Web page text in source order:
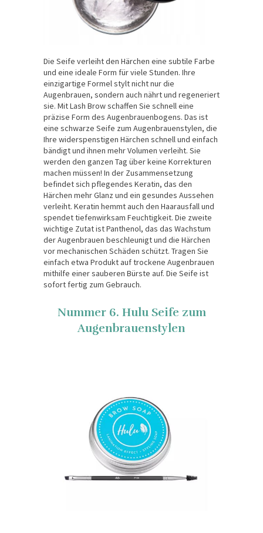
Die Seife verleiht den Härchen eine subtile Farbe
und eine ideale Form für viele Stunden. Ihre
einzigartige Formel stylt nicht nur die
Augenbrauen, sondern auch nährt und regeneriert
sie. Mit Lash Brow schaffen Sie schnell eine
präzise Form des Augenbrauenbogens. Das ist
eine schwarze Seife zum Augenbrauenstylen, die
Ihre widerspenstigen Härchen schnell und einfach
bändigt und ihnen mehr Volumen verleiht. Sie
werden den ganzen Tag über keine Korrekturen
machen müssen! In der Zusammensetzung
befindet sich pflegendes Keratin, das den
Härchen mehr Glanz und ein gesundes Aussehen
verleiht. Keratin hemmt auch den Haarausfall und
spendet tiefenwirksam Feuchtigkeit. Die zweite
wichtige Zutat ist Panthenol, das das Wachstum
der Augenbrauen beschleunigt und die Härchen
vor mechanischen Schäden schützt. Tragen Sie
einfach etwa Produkt auf trockene Augenbrauen
mithilfe einer sauberen Bürste auf. Die Seife ist
sofort fertig zum Gebrauch.
Nummer 6. Hulu Seife zum
Augenbrauenstylen